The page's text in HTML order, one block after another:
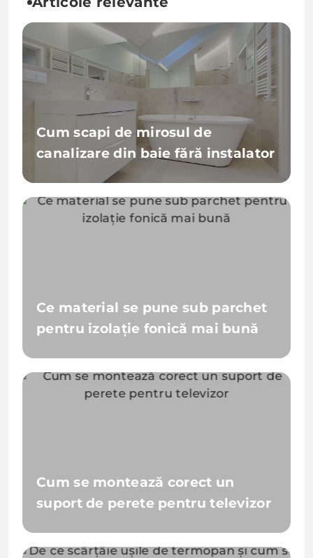
Cum scapi de mirosul de
canalizare din baie fără instalator
Ce material se pune sub parchet
pentru izolație fonică mai bună
Cum se montează corect un
suport de perete pentru televizor